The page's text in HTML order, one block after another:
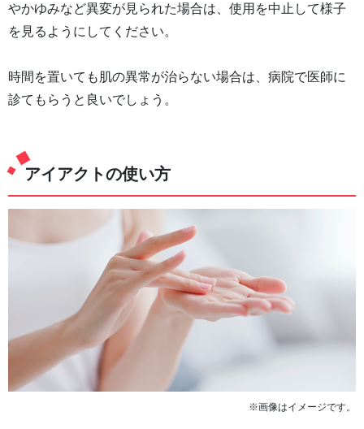
やかゆみなど異変が見られた場合は、使用を中止して様子
を見るようにしてください。
時間を置いても肌の異常が治らない場合は、病院で医師に
診てもらうと良いでしょう。
アイアクトの使い方
※画像はイメージです。